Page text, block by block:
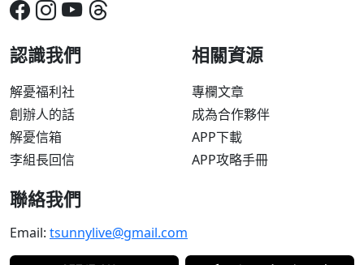
認識我們
解憂福利社
創辦人的話
解憂信箱
李組長回信
相關資源
專欄文章
成為合作夥伴
APP下載
APP攻略手冊
聯絡我們
Email: tsunnylive@gmail.com